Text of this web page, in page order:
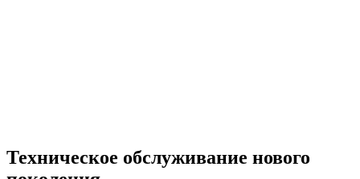
Техническое обслуживание нового